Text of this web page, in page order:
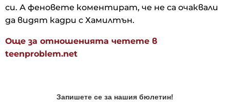
си. А феновете коментират, че не са очаквали
да видят кадри с Хамилтън.
Още за отношенията четете в
teenproblem.net